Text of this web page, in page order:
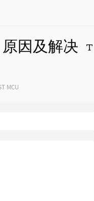
原因及解决
：
MCU